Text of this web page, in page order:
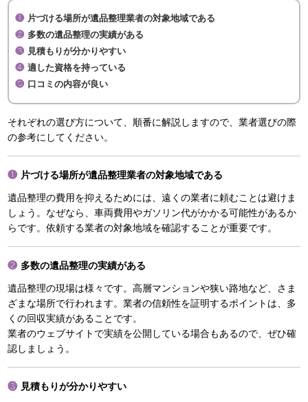
片づける場所が遺品整理業者の対象地域である
多数の遺品整理の実績がある
見積もりが分かりやすい
適した資格を持っている
口コミの内容が良い
それぞれの選び方について、順番に解説しますので、業者選びの際
の参考にしてください。
片づける場所が遺品整理業者の対象地域である
遺品整理の費用を抑えるためには、遠くの業者に頼むことは避けま
しょう。なぜなら、車両費用やガソリン代がかかる可能性があるか
らです。依頼する業者の対象地域を確認することが重要です。
多数の遺品整理の実績がある
遺品整理の現場は様々です。高層マンションや狭い路地など、さま
ざまな場所で行われます。業者の信頼性を証明するポイントは、多
くの回収実績があることです。
業者のウェブサイトで実績を公開している場合もあるので、ぜひ確
認しましょう。
見積もりが分かりやすい